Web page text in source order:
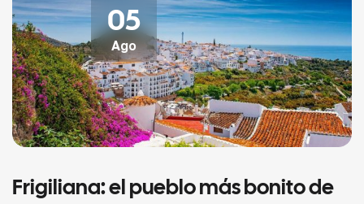
Frigiliana: el pueblo más bonito de
05
Ago